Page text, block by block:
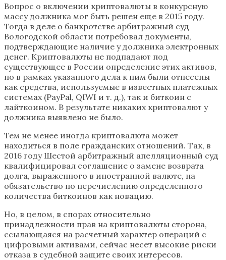
Вопрос о включении криптовалюты в конкурсную
массу должника мог быть решен еще в 2015 году.
Тогда в деле о банкротстве арбитражный суд
Вологодской области потребовал документы,
подтверждающие наличие у должника электронных
денег. Криптовалюты не подпадают под
существующее в России определение этих активов,
но в рамках указанного дела к ним были отнесены
как средства, используемые в известных платежных
системах (PayPal, QIWI и т. д.), так и биткоин с
лайткоином. В результате никаких криптовалют у
должника выявлено не было.
Тем не менее иногда криптовалюта может
находиться в поле гражданских отношений. Так, в
2016 году Шестой арбитражный апелляционный суд
квалифицировал соглашение о замене возврата
долга, выраженного в иностранной валюте, на
обязательство по перечислению определенного
количества биткоинов как новацию.
Но, в целом, в спорах относительно
принадлежности прав на криптовалюты сторона,
ссылающаяся на расчетный характер операций с
цифровыми активами, сейчас несет высокие риски
отказа в судебной защите своих интересов.